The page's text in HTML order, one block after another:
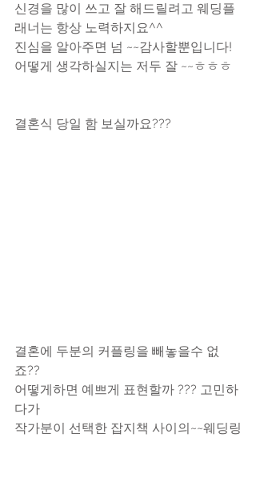
신경을 많이 쓰고 잘 해드릴려고 웨딩플
래너는 항상 노력하지요^^
진심을 알아주면 넘 ~~감사할뿐입니다!
어떻게 생각하실지는 저두 잘 ~~ㅎㅎㅎ
결혼식 당일 함 보실까요???
결혼에 두분의 커플링을 빼놓을수 없
죠??
어떻게하면 예쁘게 표현할까 ??? 고민하
다가
작가분이 선택한 잡지책 사이의~~웨딩링